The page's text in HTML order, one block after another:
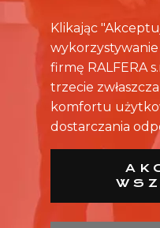
Klikając
firmę RALFERA
trzecie
komfortu
dostarczania